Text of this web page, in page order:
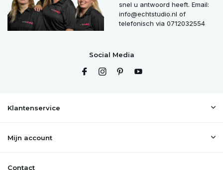
snel u antwoord heeft. Email:
info@echtstudio.nl of
telefonisch via 0712032554
Social Media
Klantenservice
Mijn account
Contact